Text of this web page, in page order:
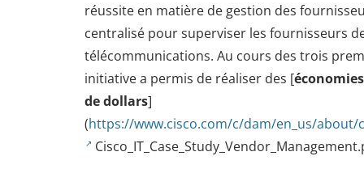
réussite en matière de gestion des
centralisé pour superviser les fournisseurs
télécommunications. Au cours des trois
initiative a permis de réaliser des [
de dollars]
(https://www.cisco.com/c/dam/en_us/